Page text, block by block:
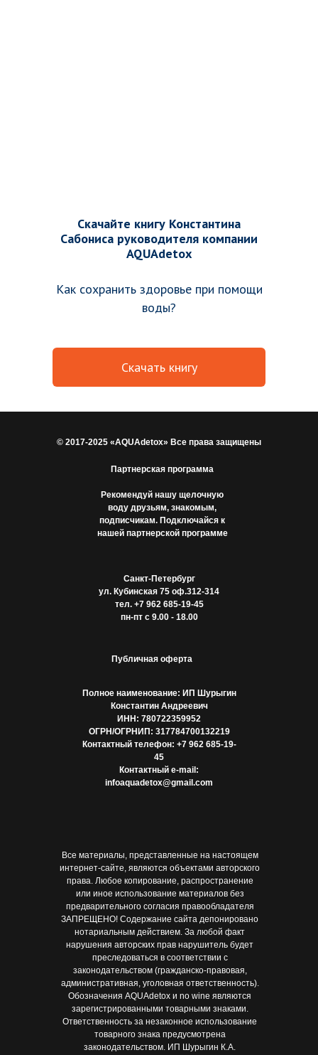
Как сохранить здоровье при помощи
воды?
Скачайте книгу Константина
Сабониса руководителя компании
AQUAdetox
Скачать книгу
© 2017-2025 «AQUAdetox» Все права защищены
Полное наименование: ИП Шурыгин
Константин Андреевич
ИНН: 780722359952
ОГРН/ОГРНИП: 317784700132219
Контактный телефон: +7 962 685-19-
45
Контактный e-mail:
infoaquadetox@gmail.com
Санкт-Петербург
ул. Кубинская 75 оф.312-314
тел. +7 962 685-19-45
пн-пт с 9.00 - 18.00
Публичная оферта
Партнерская программа
Рекомендуй нашу щелочную
воду друзьям, знакомым,
подписчикам. Подключайся к
нашей партнерской программе
Все материалы, представленные на настоящем
интернет-сайте, являются объектами авторского
права. Любое копирование, распространение
или иное использование материалов без
предварительного согласия правообладателя
ЗАПРЕЩЕНО! Содержание сайта депонировано
нотариальным действием. За любой факт
нарушения авторских прав нарушитель будет
преследоваться в соответствии с
законодательством (гражданско-правовая,
административная, уголовная ответственность).
Обозначения AQUAdetox и no wine являются
зарегистрированными товарными знаками.
Ответственность за незаконное использование
товарного знака предусмотрена
законодательством. ИП Шурыгин К.А.